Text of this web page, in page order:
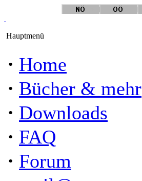
Hauptmenü
· Home
· Bücher & mehr
· Downloads
· FAQ
· Forum